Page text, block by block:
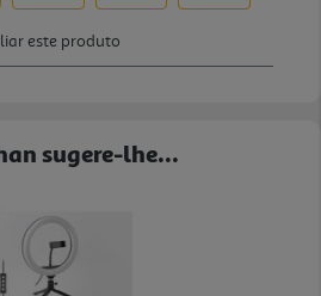
sugere-lhe...